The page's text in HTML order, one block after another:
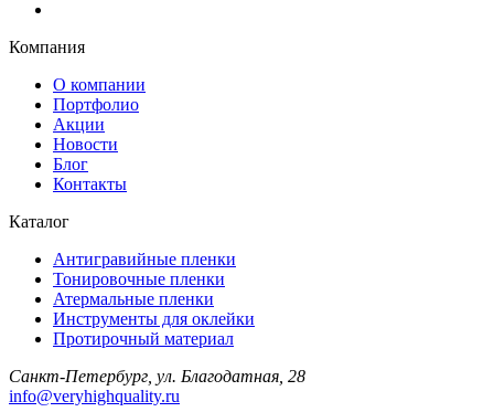
Компания
О компании
Портфолио
Акции
Новости
Блог
Контакты
Каталог
Антигравийные пленки
Тонировочные пленки
Атермальные пленки
Инструменты для оклейки
Протирочный материал
Санкт-Петербург, ул. Благодатная, 28
info@veryhighquality.ru